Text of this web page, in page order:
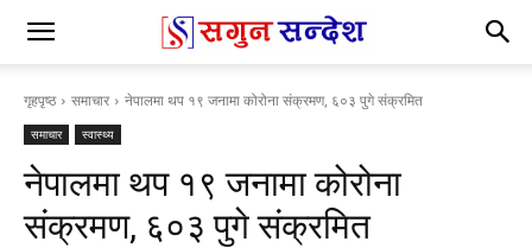
गृहपृष्ठ समाचार नेपालमा थप १९ जनामा कोरोना संक्रमण, ६०३ पुगे संक्रमित
समाचार स्वास्थ्य
नेपालमा थप १९ जनामा कोरोना
संक्रमण, ६०३ पुगे संक्रमित